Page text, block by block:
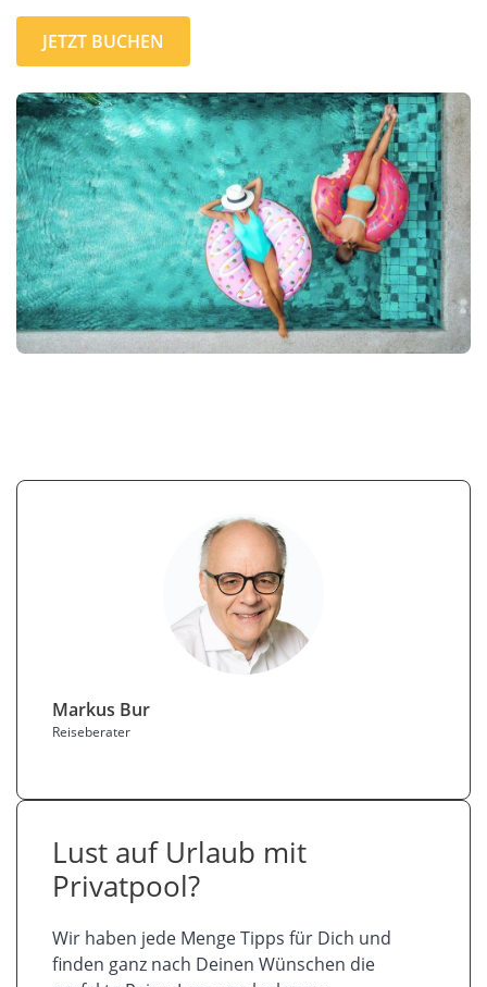
JETZT BUCHEN
Markus Bur
Reiseberater
Lust auf Urlaub mit
Privatpool?
Wir haben jede Menge Tipps für Dich und
finden ganz nach Deinen Wünschen die